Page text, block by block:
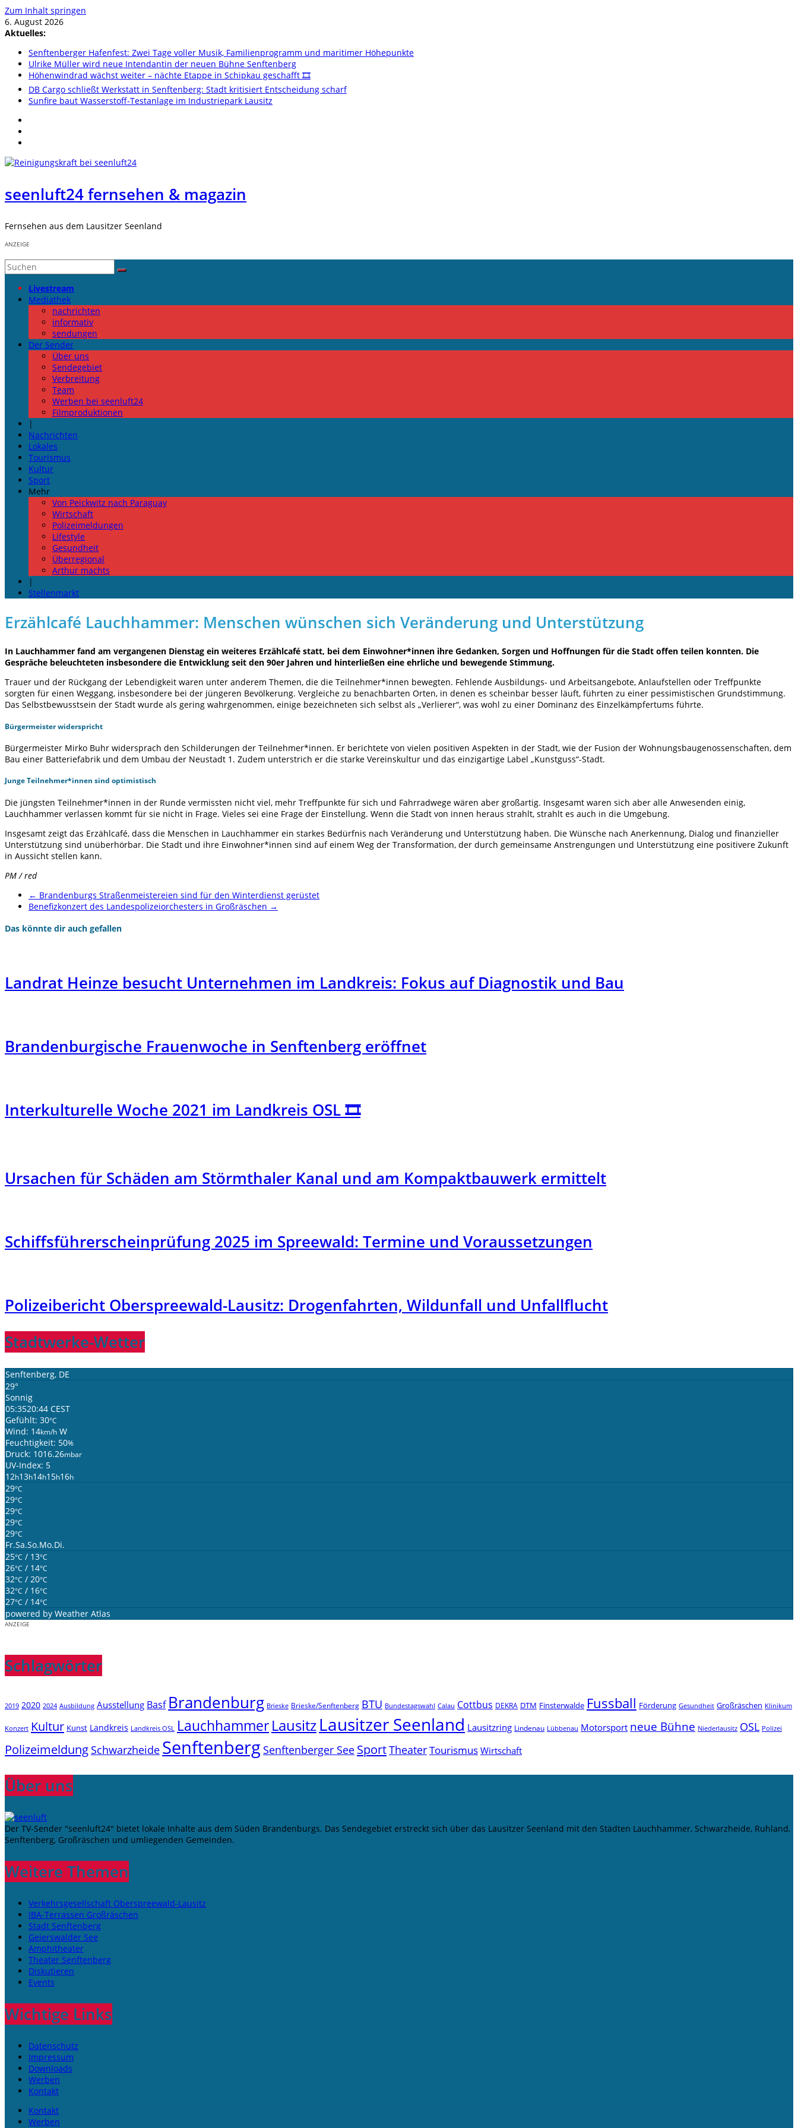
Zum Inhalt springen
6. August 2026
Aktuelles:
Senftenberger Hafenfest: Zwei Tage voller Musik, Familienprogramm und maritimer Höhepunkte
Ulrike Müller wird neue Intendantin der neuen Bühne Senftenberg
Höhenwindrad wächst weiter – nächte Etappe in Schipkau geschafft 🎞️
DB Cargo schließt Werkstatt in Senftenberg: Stadt kritisiert Entscheidung scharf
Sunfire baut Wasserstoff-Testanlage im Industriepark Lausitz
seenluft24 fernsehen & magazin
Fernsehen aus dem Lausitzer Seenland
ANZEIGE
Livestream
Mediathek
nachrichten
informativ
sendungen
Der Sender
Über uns
Sendegebiet
Verbreitung
Team
Werben bei seenluft24
Filmproduktionen
|
Nachrichten
Lokales
Tourismus
Kultur
Sport
Mehr
Von Peickwitz nach Paraguay
Wirtschaft
Polizeimeldungen
Lifestyle
Gesundheit
Überregional
Arthur machts
|
Stellenmarkt
Erzählcafé Lauchhammer: Menschen wünschen sich Veränderung und Unterstützung
In Lauchhammer fand am vergangenen Dienstag ein weiteres Erzählcafé statt, bei dem Einwohner*innen ihre Gedanken, Sorgen und Hoffnungen für die Stadt offen teilen konnten. Die
Gespräche beleuchteten insbesondere die Entwicklung seit den 90er Jahren und hinterließen eine ehrliche und bewegende Stimmung.
Trauer und der Rückgang der Lebendigkeit waren unter anderem Themen, die die Teilnehmer*innen bewegten. Fehlende Ausbildungs- und Arbeitsangebote, Anlaufstellen oder Treffpunkte
sorgten für einen Weggang, insbesondere bei der jüngeren Bevölkerung. Vergleiche zu benachbarten Orten, in denen es scheinbar besser läuft, führten zu einer pessimistischen Grundstimmung.
Das Selbstbewusstsein der Stadt wurde als gering wahrgenommen, einige bezeichneten sich selbst als „Verlierer“, was wohl zu einer Dominanz des Einzelkämpfertums führte.
Bürgermeister widerspricht
Bürgermeister Mirko Buhr widersprach den Schilderungen der Teilnehmer*innen. Er berichtete von vielen positiven Aspekten in der Stadt, wie der Fusion der Wohnungsbaugenossenschaften, dem
Bau einer Batteriefabrik und dem Umbau der Neustadt 1. Zudem unterstrich er die starke Vereinskultur und das einzigartige Label „Kunstguss“-Stadt.
Junge Teilnehmer*innen sind optimistisch
Die jüngsten Teilnehmer*innen in der Runde vermissten nicht viel, mehr Treffpunkte für sich und Fahrradwege wären aber großartig. Insgesamt waren sich aber alle Anwesenden einig,
Lauchhammer verlassen kommt für sie nicht in Frage. Vieles sei eine Frage der Einstellung. Wenn die Stadt von innen heraus strahlt, strahlt es auch in die Umgebung.
Insgesamt zeigt das Erzählcafé, dass die Menschen in Lauchhammer ein starkes Bedürfnis nach Veränderung und Unterstützung haben. Die Wünsche nach Anerkennung, Dialog und finanzieller
Unterstützung sind unüberhörbar. Die Stadt und ihre Einwohner*innen sind auf einem Weg der Transformation, der durch gemeinsame Anstrengungen und Unterstützung eine positivere Zukunft
in Aussicht stellen kann.
PM / red
← Brandenburgs Straßenmeistereien sind für den Winterdienst gerüstet
Benefizkonzert des Landespolizeiorchesters in Großräschen →
Das könnte dir auch gefallen
Landrat Heinze besucht Unternehmen im Landkreis: Fokus auf Diagnostik und Bau
Brandenburgische Frauenwoche in Senftenberg eröffnet
Interkulturelle Woche 2021 im Landkreis OSL 🎞️
Ursachen für Schäden am Störmthaler Kanal und am Kompaktbauwerk ermittelt
Schiffsführerscheinprüfung 2025 im Spreewald: Termine und Voraussetzungen
Polizeibericht Oberspreewald-Lausitz: Drogenfahrten, Wildunfall und Unfallflucht
Stadtwerke-Wetter
Senftenberg, DE
29°
Sonnig
05:3520:44 CEST
Gefühlt: 30°C
Wind: 14km/h W
Feuchtigkeit: 50%
Druck: 1016.26mbar
UV-Index: 5
12h13h14h15h16h
29°C
29°C
29°C
29°C
29°C
Fr.Sa.So.Mo.Di.
25°C / 13°C
26°C / 14°C
32°C / 20°C
32°C / 16°C
27°C / 14°C
powered by Weather Atlas
ANZEIGE
Schlagwörter
2019 2020 2024 Ausbildung Ausstellung Basf Brandenburg Brieske Brieske/Senftenberg BTU Bundestagswahl Calau Cottbus DEKRA DTM Finsterwalde Fussball Förderung Gesundheit Großräschen Klinikum
Konzert Kultur Kunst Landkreis Landkreis OSL LauchhammerLausitzLausitzer Seenland Lausitzring Lindenau Lübbenau Motorsport neue Bühne Niederlausitz OSL Polizei
Polizeimeldung Schwarzheide Senftenberg Senftenberger See SportTheaterTourismus Wirtschaft
Über uns
Der TV-Sender "seenluft24" bietet lokale Inhalte aus dem Süden Brandenburgs. Das Sendegebiet erstreckt sich über das Lausitzer Seenland mit den Städten Lauchhammer, Schwarzheide, Ruhland,
Senftenberg, Großräschen und umliegenden Gemeinden.
Weitere Themen
Verkehrsgesellschaft Oberspreewald-Lausitz
IBA-Terrassen Großräschen
Stadt Senftenberg
Geierswalder See
Amphitheater
Theater Senftenberg
Diskutieren
Events
Wichtige Links
Datenschutz
Impressum
Downloads
Werben
Kontakt
Kontakt
Werben